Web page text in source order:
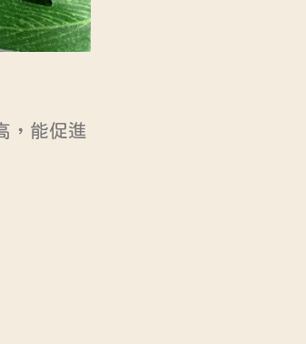
，能促進